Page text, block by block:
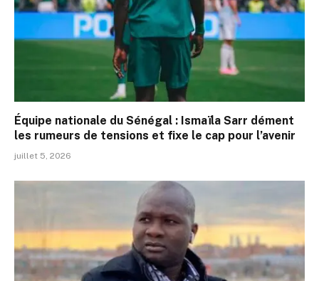
Équipe nationale du Sénégal : Ismaïla Sarr dément
les rumeurs de tensions et fixe le cap pour l’avenir
juillet 5, 2026